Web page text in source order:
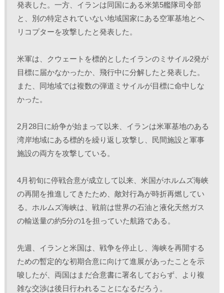
発表した。一方、イランは同国にある米第5艦隊司令部
と、別の特定されていない地域国家にある空軍基地とヘ
リコプターを攻撃したと発表した。
米軍は、クウェートを標的としたイランのミサイル2発が
目標に届かなかったか、飛行中に分解したと発表した。
また、同地域では複数の弾道ミサイルが目標に命中しな
かった。
2月28日に紛争が始まって以来、イランは米軍基地のある
湾岸地域にある標的を繰り返し攻撃し、民間施設と軍事
施設の両方を攻撃している。
4月初旬に停戦合意が成立して以来、米国がホルムズ海峡
の再開を推進してきたため、敵対行為が時折再燃してい
る。ホルムズ海峡は、戦前は世界の石油と液化天然ガス
の輸送量の約5分の1を担っていた航路である。
先週、イランと米国は、戦争を停止し、海峡を再開する
ための暫定的な初期合意に向けて進展があったことを示
唆したが、両国はまだ合意書に署名しておらず、より複
雑な交渉は後日行われることになるだろう。